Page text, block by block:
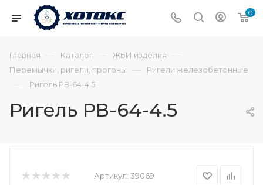
0
Главная — Каталог — ЖБИ изделия —
Перемычки, ригели, прогоны — Ригели железобетонные
— Ригель РВ-64-4.5
Ригель РВ-64-4.5
Артикул: 39069